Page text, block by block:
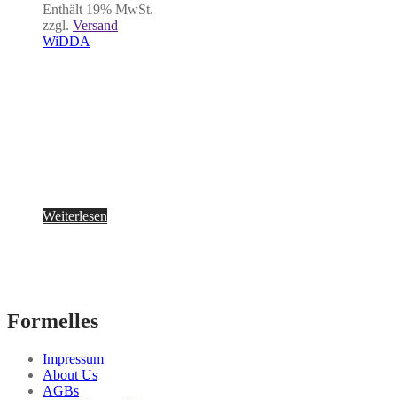
Enthält 19% MwSt.
zzgl. Versand
WiDDA
Weiterlesen
Formelles
Impressum
About Us
AGBs